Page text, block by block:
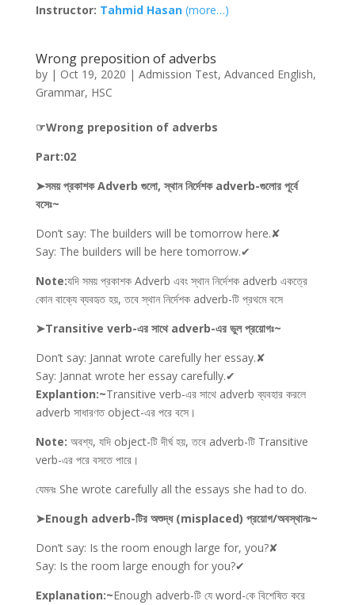
Instructor: Tahmid Hasan (more…)
Wrong preposition of adverbs
by | Oct 19, 2020 | Admission Test, Advanced English,
Grammar, HSC
☞Wrong preposition of adverbs
Part:02
➤সময় প্রকাশক Adverb গুলো, স্থান নির্দেশক adverb-গুলোর পূর্বে
বসেঃ~
Don’t say: The builders will be tomorrow here.✘
Say: The builders will be here tomorrow.✔
Note:যদি সময় প্রকাশক Adverb এবং স্থান নির্দেশক adverb একত্রে
কোন বাক্যে ব্যবহৃত হয়, তবে স্থান নির্দেশক adverb-টি প্রথমে বসে
➤Transitive verb-এর সাথে adverb-এর ভুল প্রয়োগঃ~
Don’t say: Jannat wrote carefully her essay.✘
Say: Jannat wrote her essay carefully.✔
Explantion:~Transitive verb-এর সাথে adverb ব্যবহার করলে
adverb সাধারণত object-এর পরে বসে।
Note: অবশ্য, যদি object-টি দীর্ঘ হয়, তবে adverb-টি Transitive
verb-এর পরে বসতে পারে।
যেমনঃ She wrote carefully all the essays she had to do.
➤Enough adverb-টির অশুদ্ধ (misplaced) প্রয়োগ/অবস্থানঃ~
Don’t say: Is the room enough large for, you?✘
Say: Is the room large enough for you?✔
Explanation:~Enough adverb-টি যে word-কে বিশেষিত করে